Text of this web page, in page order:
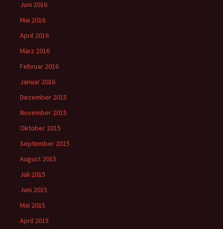
Juni 2016
Mai 2016
April 2016
März 2016
Februar 2016
Januar 2016
Dezember 2015
November 2015
Oktober 2015
September 2015
August 2015
Juli 2015
Juni 2015
Mai 2015
April 2015